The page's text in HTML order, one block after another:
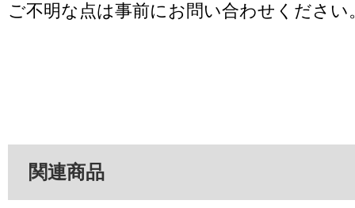
ご不明な点は事前にお問い合わせください
関連商品